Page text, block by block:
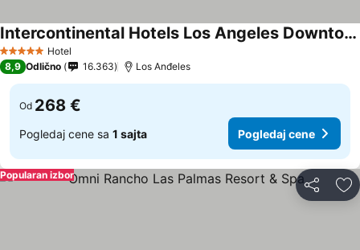
5 ZvezdiceHotel
Intercontinental Hotels Los Angeles Downtown By Ihg
Pogledaj cene
8,9 Odlično 16.363 Los Anđeles
Od 268 €
Pogledaj cene sa 1 sajta Pogledaj cene
Deli
Popularan izbor